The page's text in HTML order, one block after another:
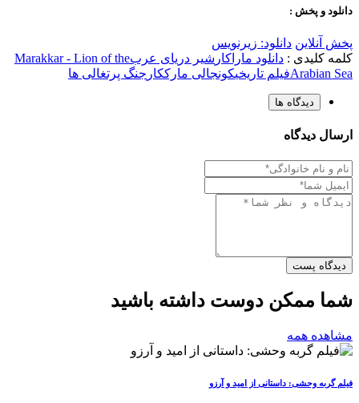
دانلود و پخش :
پخش آنلاین دانلود: زیرنویس
کلمه کلیدی : دانلود ماراکار شیر دریای عربMarakkar - Lion of the
Arabian Seaفیلم تاریخیکونجالی مارککار جنگ پرتغالی ها
دیدگاه ها
ارسال دیدگاه
دیدگاه پست
شما ممکن دوست داشته باشید
مشاهده همه
فیلم گربه وحشی: داستانی از امید و آرزو